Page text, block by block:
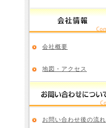
会社概要
地図・アクセス
お問い合わせ後の流れ